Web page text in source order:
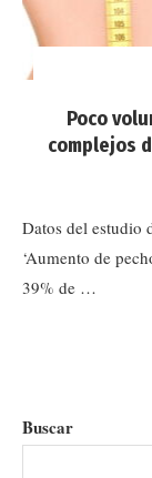
Poco
complejos
Datos del estudio
‘Aumento de
39% de …
Buscar